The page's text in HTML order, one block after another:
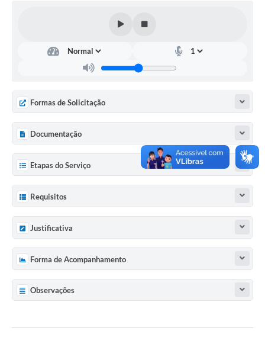
VTN - Valor da Terra Nua
Galeria de Fotos
Editais
Telefones Úteis
Fale Conosco
LGPD - Política de Privacidade
Formas de Solicitação
Documentação
Etapas do Serviço
Requisitos
Justificativa
Forma de Acompanhamento
Observações